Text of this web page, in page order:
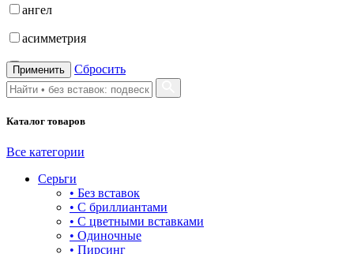
ангел
асимметрия
бабочка
бантик
башня
бесконечность
буквы
булавка
Применить Сбросить
Каталог товаров
Все категории
Серьги
• Без вставок
• С бриллиантами
• С цветными вставками
• Одиночные
• Пирсинг